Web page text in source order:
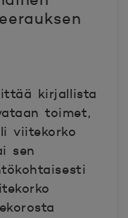
kirjallista
toimet,
viitekorko
sen